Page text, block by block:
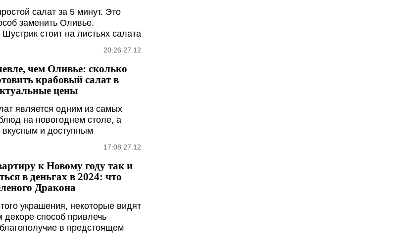
салат за 5 минут. Это
заменить Оливье.
стоит на листьях салата
20:26 27.12
чем Оливье: сколько
крабовый салат в
цены
является одним из самых
на новогоднем столе, а
вкусным и доступным
17:08 27.12
к Новому году так и
в деньгах в 2024: что
Дракона
украшения, некоторые видят
декоре способ привлечь
в предстоящем